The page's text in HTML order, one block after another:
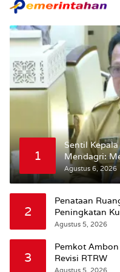
1
Sentil
Mendagri:
Agustus 6, 2026
2
Penataan
Peningkatan
Wattimena:
Agustus 5, 2026
3
Pemkot
Revisi RTRW